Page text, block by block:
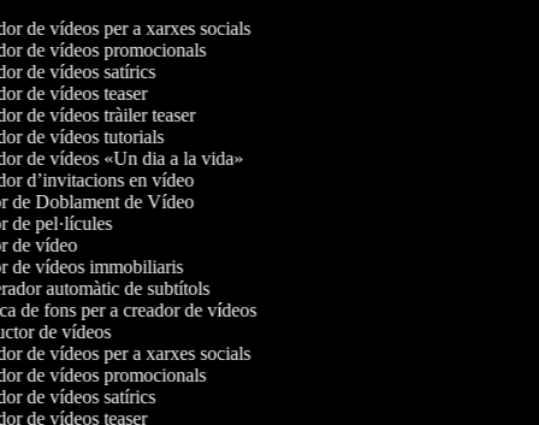
de vídeos per a xarxes socials
de vídeos promocionals
de vídeos satírics
de vídeos teaser
de vídeos tràiler teaser
de vídeos tutorials
de vídeos «Un dia a la vida»
d’invitacions en vídeo
de Doblament de Vídeo
pel·lícules
de vídeo
de vídeos immobiliaris
automàtic de subtítols
de fons per a creador de vídeos
de vídeos
de vídeos per a xarxes socials
de vídeos promocionals
de vídeos satírics
de vídeos teaser